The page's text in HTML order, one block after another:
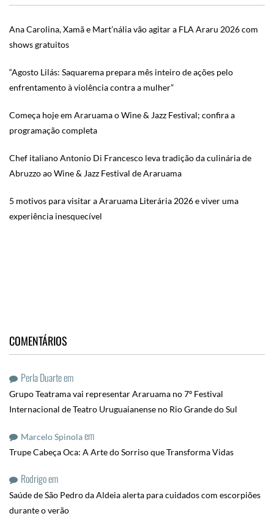
Ana Carolina, Xamã e Mart’nália vão agitar a FLA Araru 2026 com
shows gratuitos
“Agosto Lilás: Saquarema prepara mês inteiro de ações pelo
enfrentamento à violência contra a mulher”
Começa hoje em Araruama o Wine & Jazz Festival; confira a
programação completa
Chef italiano Antonio Di Francesco leva tradição da culinária de
Abruzzo ao Wine & Jazz Festival de Araruama
5 motivos para visitar a Araruama Literária 2026 e viver uma
experiência inesquecível
COMENTÁRIOS
Perla Duarteem
Grupo Teatrama vai representar Araruama no 7º Festival
Internacional de Teatro Uruguaianense no Rio Grande do Sul
Marcelo Spinolaem
Trupe Cabeça Oca: A Arte do Sorriso que Transforma Vidas
Rodrigoem
Saúde de São Pedro da Aldeia alerta para cuidados com escorpiões
durante o verão